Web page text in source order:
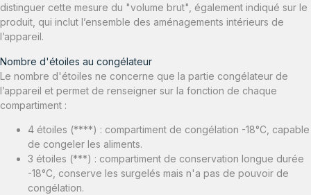
distinguer cette mesure du "volume brut", également indiqué sur le
produit, qui inclut l’ensemble des aménagements intérieurs de
l’appareil.
Nombre d'étoiles au congélateur
Le nombre d'étoiles ne concerne que la partie congélateur de
l’appareil et permet de renseigner sur la fonction de chaque
compartiment :
4 étoiles (****) : compartiment de congélation -18°C, capable
de congeler les aliments.
3 étoiles (***) : compartiment de conservation longue durée
-18°C, conserve les surgelés mais n'a pas de pouvoir de
congélation.